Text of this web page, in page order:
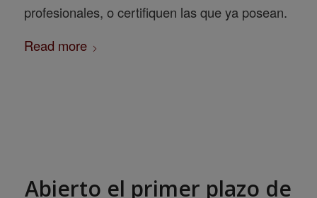
profesionales, o certifiquen las que ya posean.
Read more
Abierto el primer plazo de